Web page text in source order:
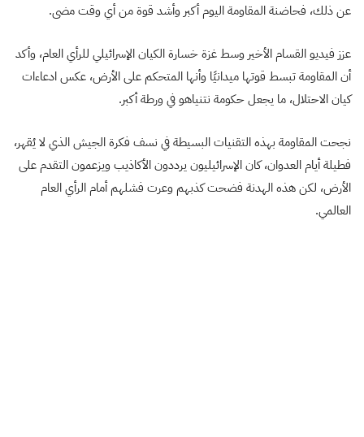
عن ذلك، فحاضنة المقاومة اليوم أكبر وأشد قوة من أي وقت مضى.
عزز فيديو القسام الأخير وسط غزة خسارة الكيان الإسرائيلي للرأي العام، وأكد
أن المقاومة تبسط قوتها ميدانيًا وأنها المتحكم على الأرض، عكس ادعاءات
كيان الاحتلال، ما يجعل حكومة نتنياهو في ورطة أكبر.
نجحت المقاومة بهذه التقنيات البسيطة في نسف فكرة الجيش الذي لا يُقهر،
فطيلة أيام العدوان، كان الإسرائيليون يرددون الأكاذيب ويزعمون التقدم على
الأرض، لكن هذه الهدنة فضحت كذبهم وعرت فشلهم أمام الرأي العام
العالمي.